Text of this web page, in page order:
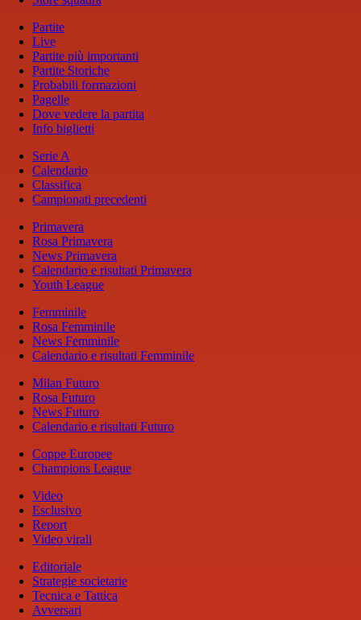
Partite
Live
Partite più importanti
Partite Storiche
Probabili formazioni
Pagelle
Dove vedere la partita
Info biglietti
Serie A
Calendario
Classifica
Campionati precedenti
Primavera
Rosa Primavera
News Primavera
Calendario e risultati Primavera
Youth League
Femminile
Rosa Femminile
News Femminile
Calendario e risultati Femminile
Milan Futuro
Rosa Futuro
News Futuro
Calendario e risultati Futuro
Coppe Europee
Champions League
Video
Esclusivo
Report
Video virali
Editoriale
Strategie societarie
Tecnica e Tattica
Avversari